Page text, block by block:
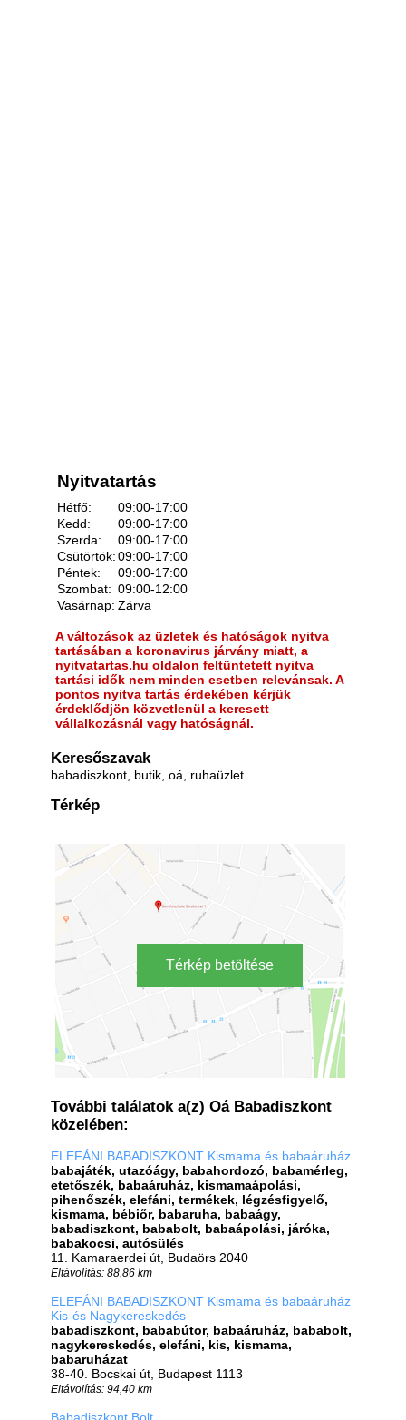
Nyitvatartás
Hétfő:
09:00-17:00
Kedd:
09:00-17:00
Szerda:
09:00-17:00
Csütörtök:09:00-17:00
Péntek:
09:00-17:00
Szombat: 09:00-12:00
Vasárnap: Zárva
A változások az üzletek és hatóságok nyitva
tartásában a koronavirus járvány miatt, a
nyitvatartas.hu oldalon feltüntetett nyitva
tartási idők nem minden esetben relevánsak. A
pontos nyitva tartás érdekében kérjük
érdeklődjön közvetlenül a keresett
vállalkozásnál vagy hatóságnál.
Keresőszavak
babadiszkont, butik, oá, ruhaüzlet
Térkép
Térkép betöltése
További találatok a(z) Oá Babadiszkont
közelében:
ELEFÁNI BABADISZKONT Kismama és babaáruház
babajáték, utazóágy, babahordozó, babamérleg,
etetőszék, babaáruház, kismamaápolási,
pihenőszék, elefáni, termékek, légzésfigyelő,
kismama, bébiőr, babaruha, babaágy,
babadiszkont, bababolt, babaápolási, járóka,
babakocsi, autósülés
11. Kamaraerdei út, Budaörs 2040
Eltávolítás: 88,86 km
ELEFÁNI BABADISZKONT Kismama és babaáruház
Kis-és Nagykereskedés
babadiszkont, bababútor, babaáruház, bababolt,
nagykereskedés, elefáni, kis, kismama,
babaruházat
38-40. Bocskai út, Budapest 1113
Eltávolítás: 94,40 km